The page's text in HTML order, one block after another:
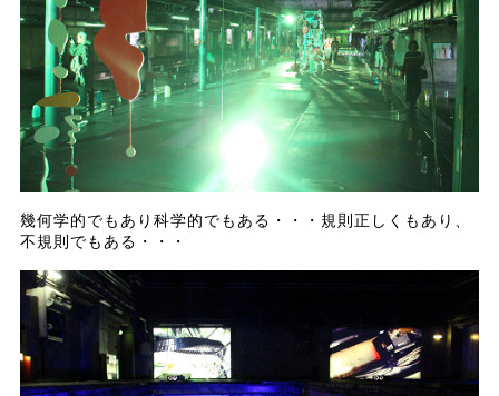
幾何学的でもあり科学的でもある・・・規則正しくもあり、
不規則でもある・・・